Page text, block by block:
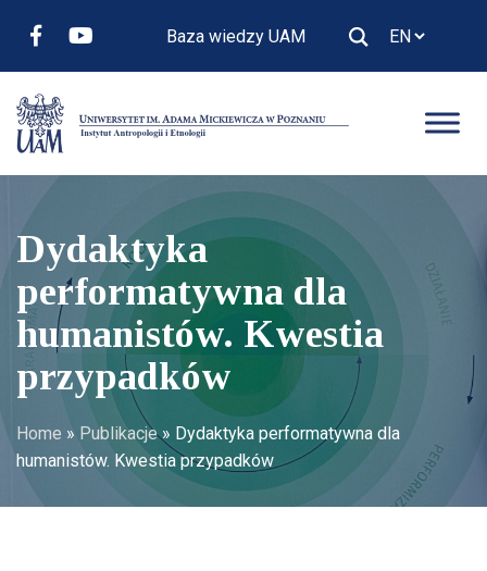
Baza wiedzy UAM
Dydaktyka
performatywna dla
humanistów. Kwestia
przypadków
Home » Publikacje» Dydaktyka performatywna dla
humanistów. Kwestia przypadków